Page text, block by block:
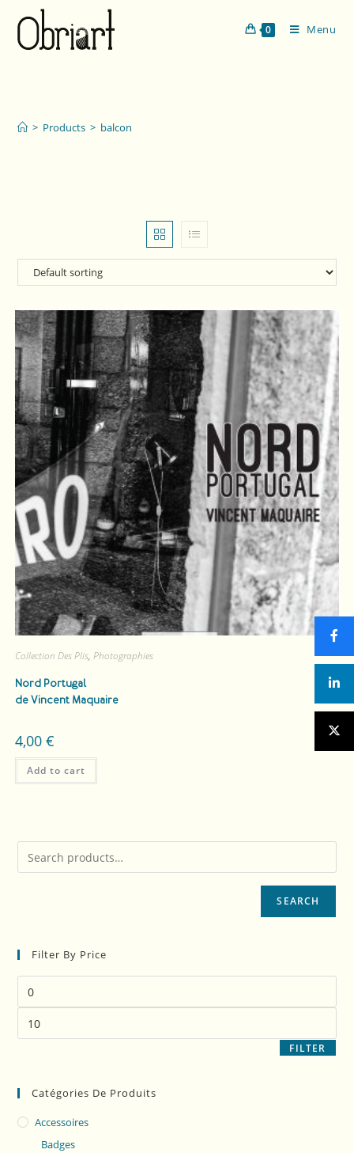
0 Menu
> Products > balcon
Collection Des Plis, Photographies
Nord Portugal
de Vincent Maquaire
4,00 €
Add to cart
SEARCH
Filter By Price
FILTER
Catégories De Produits
Accessoires
Badges